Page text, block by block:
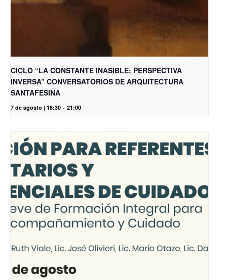
CICLO “LA CONSTANTE INASIBLE: PERSPECTIVA
INVERSA” CONVERSATORIOS DE ARQUITECTURA
SANTAFESINA
7 de agosto | 18:30 - 21:00